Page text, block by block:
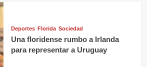
Deportes Florida Sociedad
Una floridense rumbo a Irlanda
para representar a Uruguay